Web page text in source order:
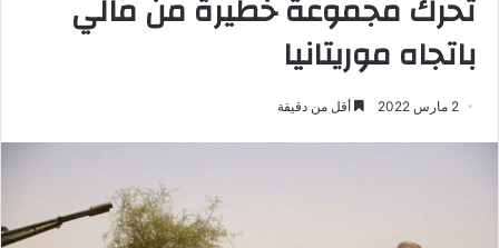
باتجاه موريتانيا
2 مارس 2022 أقل من دقيقة